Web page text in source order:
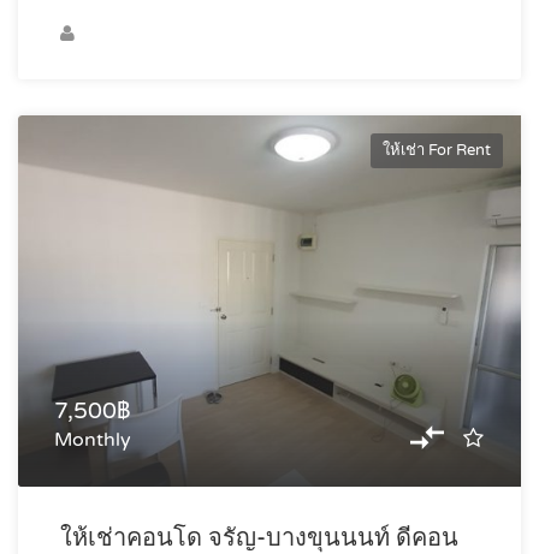
ให้เช่า For Rent
7,500฿
Monthly
ให้เช่าคอนโด จรัญ-บางขุนนนท์ ดีคอน